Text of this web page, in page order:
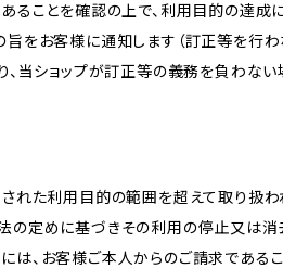
ることを確認の上で、利用目的の達
をお客様に通知します（訂正等を行
当ショップが訂正等の義務を負わない
された利用目的の範囲を超えて取り扱
定めに基づきその利用の停止又は消去
は、お客様ご本人からのご請求である